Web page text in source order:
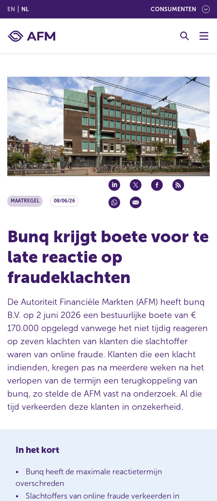
EN (ENGLISH)
NL(NEDERLANDS (NEDERLAND)) CONSUMENTEN
MAATREGEL 08/06/26
Bunq krijgt boete voor te
late reactie op
fraudeklachten
De Autoriteit Financiële Markten (AFM) heeft bunq
B.V. op 2 juni 2026 een bestuurlijke boete van €
170.000 opgelegd vanwege het niet tijdig reageren
op zeven klachten van klanten die slachtoffer
waren van online fraude. Klanten die een klacht
indienden, kregen pas na meerdere weken na het
verlopen van de termijn een terugkoppeling van
bunq, zo stelde de AFM vast na onderzoek. Al die
tijd verkeerden deze klanten in onzekerheid.
In het kort
Bunq heeft de maximale reactietermijn
overschreden
Slachtoffers van online fraude verkeerden in